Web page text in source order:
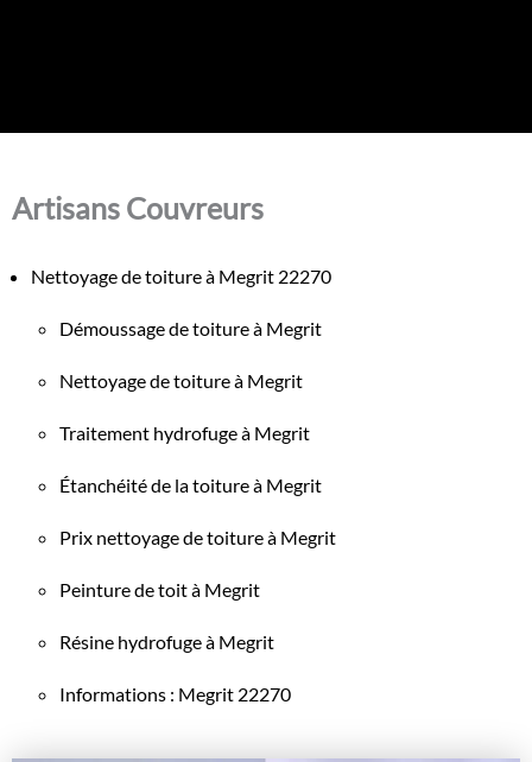
Artisans Couvreurs
Nettoyage de toiture à Megrit 22270
Démoussage de toiture à Megrit
Nettoyage de toiture à Megrit
Traitement hydrofuge à Megrit
Étanchéité de la toiture à Megrit
Prix nettoyage de toiture à Megrit
Peinture de toit à Megrit
Résine hydrofuge à Megrit
Informations : Megrit 22270